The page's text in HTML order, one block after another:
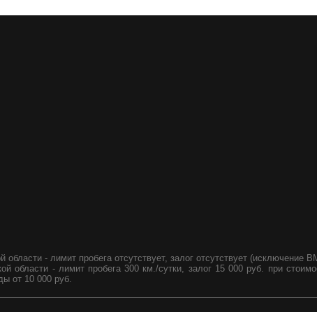
- лимит пробега отсутствует, залог отсутствует (исключение
области - лимит пробега 300 км./сутки, залог 15 000 руб. при
от 10 000 руб.